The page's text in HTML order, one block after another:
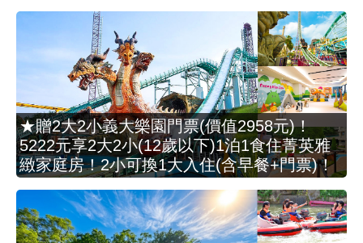
★贈2大2小義大樂園門票(價值2958元)！
5222元享2大2小(12歲以下)1泊1食住菁英雅
緻家庭房！2小可換1大入住(含早餐+門票)！